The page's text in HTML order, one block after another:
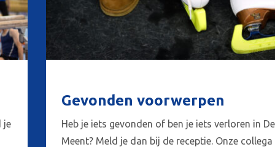
je
Gevonden voorwerpen
Heb je iets gevonden of ben je iets verloren in De
Meent? Meld je dan bij de receptie. Onze